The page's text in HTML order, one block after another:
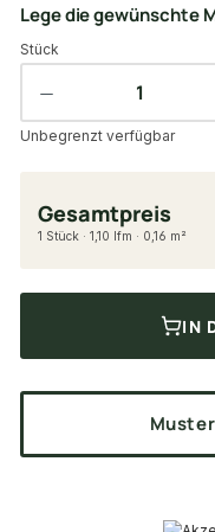
Lege die gewünschte
Stück
Unbegrenzt verfügbar
Gesamtpreis
1 Stück · 1,10 lfm · 0,16 m²
IN